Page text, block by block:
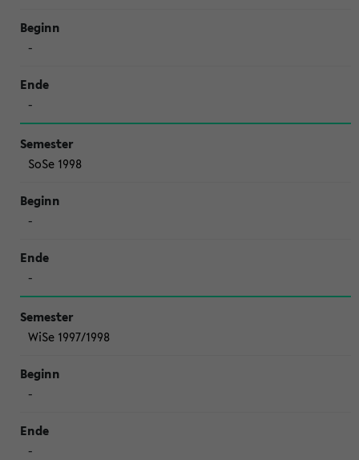
-
-
SoSe 1998
-
-
WiSe 1997/1998
-
-